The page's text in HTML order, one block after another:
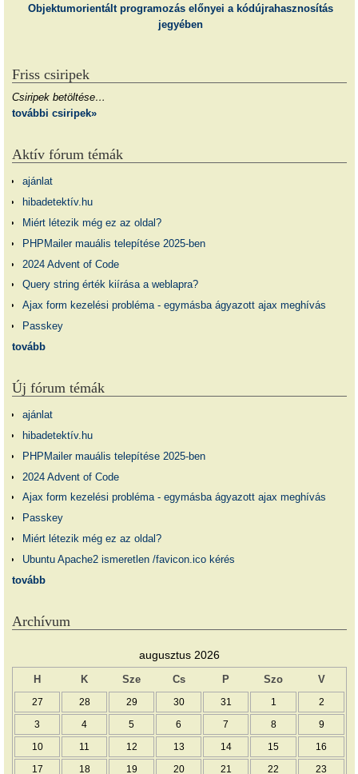
Objektumorientált programozás előnyei a kódújrahasznosítás
jegyében
Friss csiripek
Csiripek betöltése…
további csiripek»
Aktív fórum témák
ajánlat
hibadetektív.hu
Miért létezik még ez az oldal?
PHPMailer mauális telepítése 2025-ben
2024 Advent of Code
Query string érték kiírása a weblapra?
Ajax form kezelési probléma - egymásba ágyazott ajax meghívás
Passkey
tovább
Új fórum témák
ajánlat
hibadetektív.hu
PHPMailer mauális telepítése 2025-ben
2024 Advent of Code
Ajax form kezelési probléma - egymásba ágyazott ajax meghívás
Passkey
Miért létezik még ez az oldal?
Ubuntu Apache2 ismeretlen /favicon.ico kérés
tovább
Archívum
augusztus 2026
H K Sze Cs P Szo V
27 28 29 30 31 1 2
3 4 5 6 7 8 9
10 11 12 13 14 15 16
17 18 19 20 21 22 23